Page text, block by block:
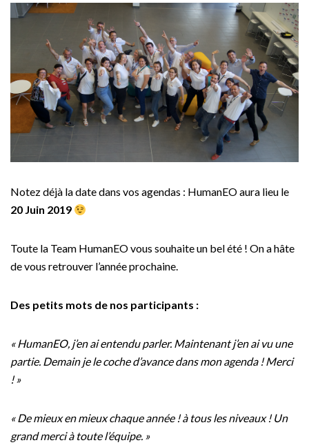
Notez déjà la date dans vos agendas : HumanEO aura lieu le
20 Juin 2019
Toute la Team HumanEO vous souhaite un bel été ! On a hâte
de vous retrouver l’année prochaine.
Des petits mots de nos participants :
« HumanEO, j’en ai entendu parler. Maintenant j’en ai vu une
partie. Demain je le coche d’avance dans mon agenda ! Merci
! »
« De mieux en mieux chaque année ! à tous les niveaux ! Un
grand merci à toute l’équipe. »